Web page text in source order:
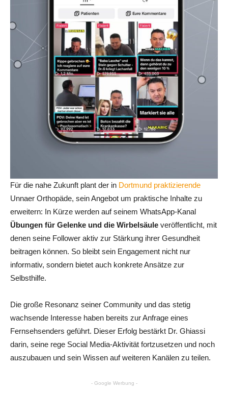
Für die nahe Zukunft plant der in Dortmund praktizierende
Unnaer Orthopäde, sein Angebot um praktische Inhalte zu
erweitern: In Kürze werden auf seinem WhatsApp-Kanal
Übungen für Gelenke und die Wirbelsäule veröffentlicht, mit
denen seine Follower aktiv zur Stärkung ihrer Gesundheit
beitragen können. So bleibt sein Engagement nicht nur
informativ, sondern bietet auch konkrete Ansätze zur
Selbsthilfe.
Die große Resonanz seiner Community und das stetig
wachsende Interesse haben bereits zur Anfrage eines
Fernsehsenders geführt. Dieser Erfolg bestärkt Dr. Ghiassi
darin, seine rege Social Media-Aktivität fortzusetzen und noch
auszubauen und sein Wissen auf weiteren Kanälen zu teilen.
- Google Werbung -